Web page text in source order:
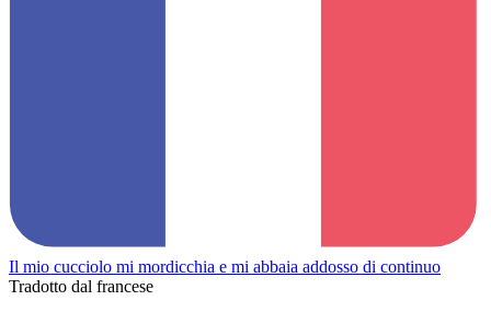
Il mio cucciolo mi mordicchia e mi abbaia addosso di continuo
Tradotto dal francese